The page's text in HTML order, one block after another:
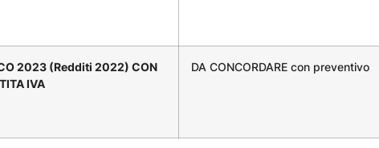
2023 (Redditi 2022) CON
IVA
DA CONCORDARE con preventivo